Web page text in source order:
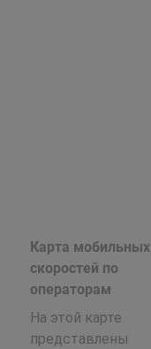
Карта мобильных
скоростей по
операторам
На этой карте
представлены